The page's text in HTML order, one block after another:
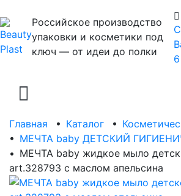
Российское производство
упаковки и косметики под
ключ — от идеи до полки
6
Главная • Каталог •
• МЕЧТА baby ДЕТСКИЙ
• МЕЧТА baby жидкое мыло
art.328793 с маслом апельсина